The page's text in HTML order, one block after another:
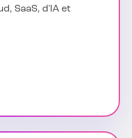
SaaS, d'IA et